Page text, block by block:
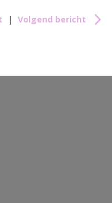
| Volgend bericht